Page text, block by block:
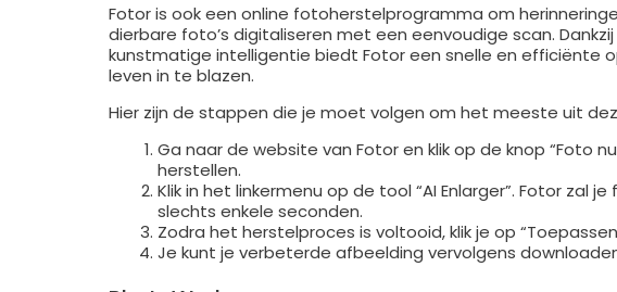
Fotor is ook een online fotoherstelprogramma om
dierbare foto’s digitaliseren met een eenvoudige scan.
kunstmatige intelligentie biedt Fotor een snelle en efficiënte
leven in te blazen.
Hier zijn de stappen die je moet volgen om het meeste uit
Ga naar de website van Fotor en klik op de knop “Foto
herstellen.
Klik in het linkermenu op de tool “AI Enlarger”. Fotor
slechts enkele seconden.
Zodra het herstelproces is voltooid, klik je op
Je kunt je verbeterde afbeelding vervolgens